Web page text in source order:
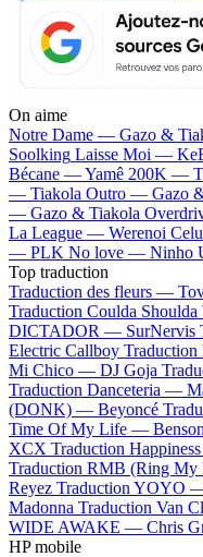
On aime
Notre Dame — Gazo &
Soolking Laisse Moi —
Bécane —Yamê 200K —
— Tiakola Outro — Gazo
— Gazo & Tiakola
La League — Werenoi
— PLK No love — Ninho
Top traduction
Traduction des fleurs —
Traduction Coulda
DICTADOR — SurNervis
Electric Callboy
Mi Chico — DJ Goja
Traduction Danceteria —
(DONK) — Beyoncé
Time Of My Life —
XCX Traduction
Traduction RMB (Ring
Reyez Traduction YOYO
Madonna Traduction Van
WIDE AWAKE — Chris
HP mobile